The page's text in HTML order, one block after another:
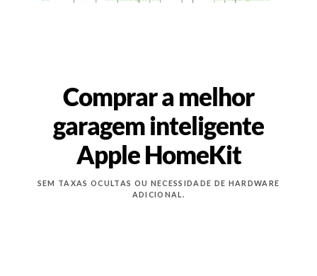
Comprar a melhor
garagem inteligente
Apple HomeKit
SEM TAXAS OCULTAS OU NECESSIDADE DE HARDWARE
ADICIONAL.